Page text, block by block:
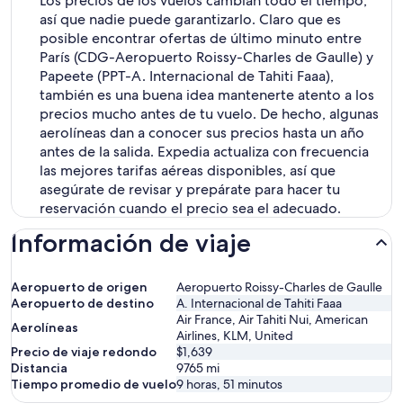
así que nadie puede garantizarlo. Claro que es
posible encontrar ofertas de último minuto entre
París (CDG-Aeropuerto Roissy-Charles de Gaulle) y
Papeete (PPT-A. Internacional de Tahiti Faaa),
también es una buena idea mantenerte atento a los
precios mucho antes de tu vuelo. De hecho, algunas
aerolíneas dan a conocer sus precios hasta un año
antes de la salida. Expedia actualiza con frecuencia
las mejores tarifas aéreas disponibles, así que
asegúrate de revisar y prepárate para hacer tu
reservación cuando el precio sea el adecuado.
Información de viaje
Aeropuerto de origen
Aeropuerto Roissy-Charles de Gaulle
Aeropuerto de destino
A. Internacional de Tahiti Faaa
Aerolíneas
Air France, Air Tahiti Nui, American
Airlines, KLM, United
Precio de viaje redondo
$1,639
Distancia
9765 mi
Tiempo promedio de vuelo9 horas, 51 minutos